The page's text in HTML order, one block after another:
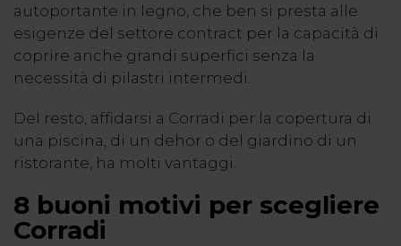
autoportante in legno, che ben si presta alle
esigenze del settore contract per la capacità di
coprire anche grandi superfici senza la
necessità di pilastri intermedi.
Del resto, affidarsi a Corradi per la copertura di
una piscina, di un dehor o del giardino di un
ristorante, ha molti vantaggi.
8 buoni motivi per scegliere
Corradi